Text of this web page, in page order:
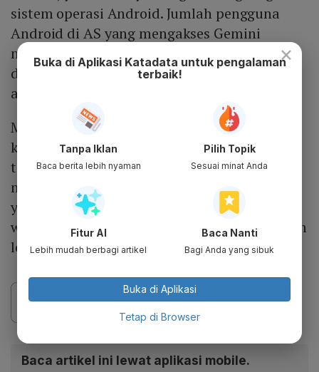
sistem operasi Android. Jumlah pengguna
Android di AS yang mengakses Gemini
melalui OS dua kali lebih banyak
dibandingkan mereka yang menggunakan
aplikasi Gemini secara langsung.
Model distribusi ini memberi Google
keunggulan kompetitif besar di pasar global,
terutama di negara-negara berkembang di
mana Android mendominasi. Dengan Gemini
yang tidak bergantung pada aplikasi atau
web semata, penetrasinya berpotensi tumbuh
lebih cepat dibandingkan ChatGPT.
Baca artikel ini lewat aplikasi mobile.
×
Buka di Aplikasi Katadata untuk pengalaman
terbaik!
Tanpa Iklan
Baca berita lebih nyaman
Pilih Topik
Sesuai minat Anda
Fitur AI
Lebih mudah berbagi artikel
Baca Nanti
Bagi Anda yang sibuk
Buka di Aplikasi
Tetap di Browser